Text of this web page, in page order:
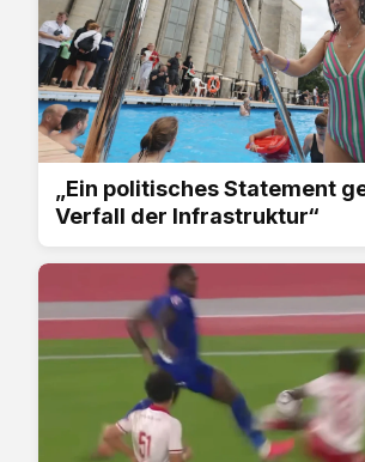
„Ein politisches Statement
Verfall der Infrastruktur“